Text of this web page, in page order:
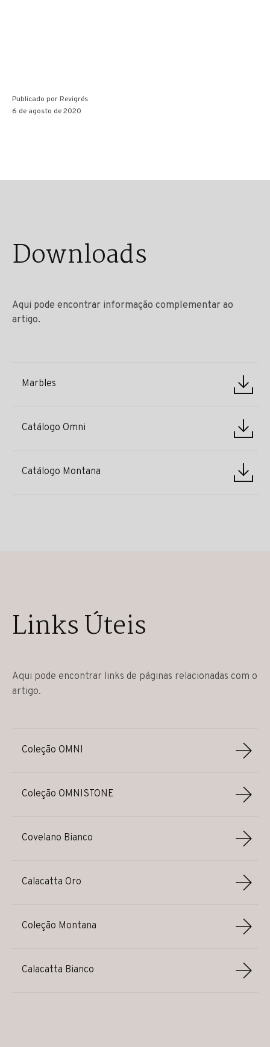
Publicado porRevigrés
6 de agosto de 2020
Downloads
Aqui pode encontrar informação complementar ao
artigo.
Marbles
Catálogo Omni
Catálogo Montana
Links Úteis
Aqui pode encontrar links de páginas relacionadas com o
artigo.
Coleção OMNI
Coleção OMNISTONE
Covelano Bianco
Calacatta Oro
Coleção Montana
Calacatta Bianco